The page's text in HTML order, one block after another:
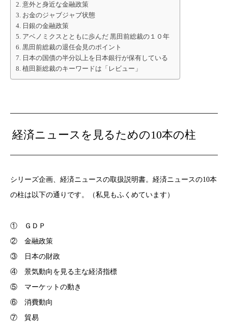
意外と身近な金融政策
お金のジャブジャブ状態
日銀の金融政策
アベノミクスとともに歩んだ 黒田前総裁の１０年
黒田前総裁の退任会見のポイント
日本の国債の半分以上を日本銀行が保有している
植田新総裁のキーワードは「レビュー」
経済ニュースを見るための10本の柱
シリーズ企画、経済ニュースの取扱説明書。経済ニュースの10本
の柱は以下の通りです。（私見もふくめています）
① ＧＤＰ
② 金融政策
③ 日本の財政
④ 景気動向を見る主な経済指標
⑤ マーケットの動き
⑥ 消費動向
⑦ 貿易